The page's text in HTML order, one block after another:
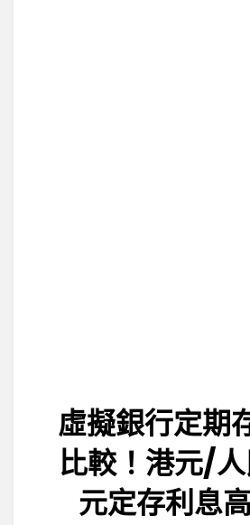
虛擬銀行定期
比較！港元/
元定存利息